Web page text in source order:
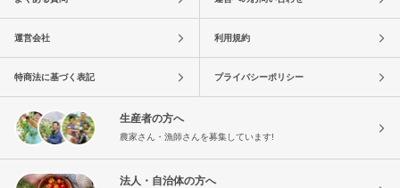
運営会社 利用規約
特商法に基づく表記 プライバシーポリシー
生産者の方へ
農家さん・漁師さんを募集しています!
法人・自治体の方へ